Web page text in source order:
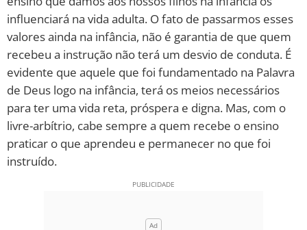
influenciará na vida adulta. O fato de passarmos esses
valores ainda na infância, não é garantia de que quem
recebeu a instrução não terá um desvio de conduta. É
evidente que aquele que foi fundamentado na Palavra
de Deus logo na infância, terá os meios necessários
para ter uma vida reta, próspera e digna. Mas, com o
livre-arbítrio, cabe sempre a quem recebe o ensino
praticar o que aprendeu e permanecer no que foi
instruído.